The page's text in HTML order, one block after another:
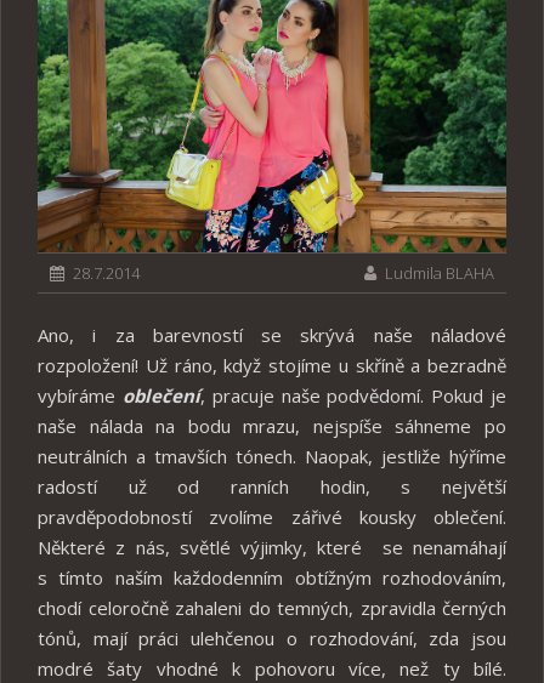
28.7.2014 Ludmila BLAHA
Ano, i za barevností se skrývá naše náladové
rozpoložení! Už ráno, když stojíme u skříně a bezradně
vybíráme oblečení, pracuje naše podvědomí. Pokud je
naše nálada na bodu mrazu, nejspíše sáhneme po
neutrálních a tmavších tónech. Naopak, jestliže hýříme
radostí už od ranních hodin, s největší
pravděpodobností zvolíme zářivé kousky oblečení.
Některé z nás, světlé výjimky, které se nenamáhají
s tímto naším každodenním obtížným rozhodováním,
chodí celoročně zahaleni do temných, zpravidla černých
tónů, mají práci ulehčenou o rozhodování, zda jsou
modré šaty vhodné k pohovoru více, než ty bílé.